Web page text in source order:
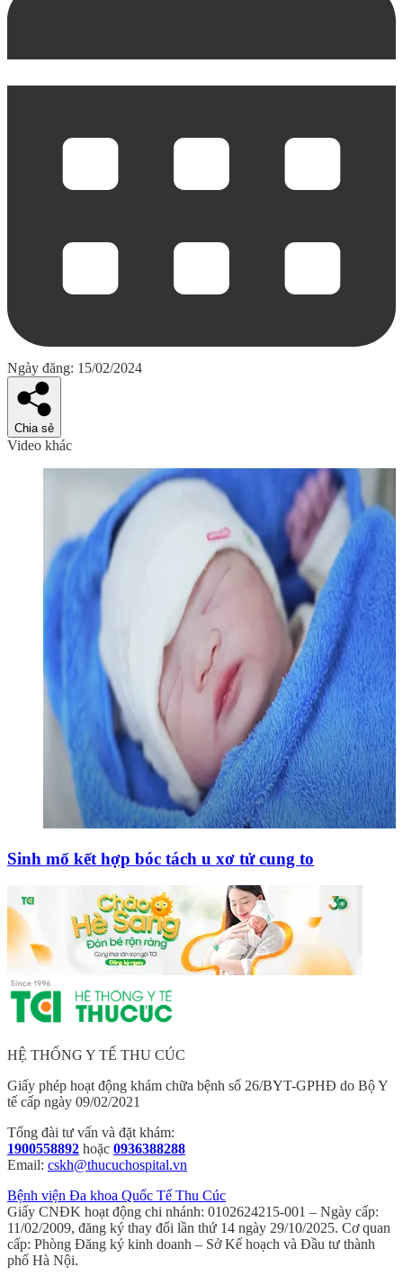
Ngày đăng: 15/02/2024
Chia sẻ
Video khác
Sinh mổ kết hợp bóc tách u xơ tử cung to
HỆ THỐNG Y TẾ THU CÚC
Giấy phép hoạt động khám chữa bệnh số 26/BYT-GPHĐ do Bộ Y
tế cấp ngày 09/02/2021
Tổng đài tư vấn và đặt khám:
1900558892 hoặc 0936388288
Email: cskh@thucuchospital.vn
Bệnh viện Đa khoa Quốc Tế Thu Cúc
Giấy CNĐK hoạt động chi nhánh: 0102624215-001 – Ngày cấp:
11/02/2009, đăng ký thay đổi lần thứ 14 ngày 29/10/2025. Cơ quan
cấp: Phòng Đăng ký kinh doanh – Sở Kế hoạch và Đầu tư thành
phố Hà Nội.